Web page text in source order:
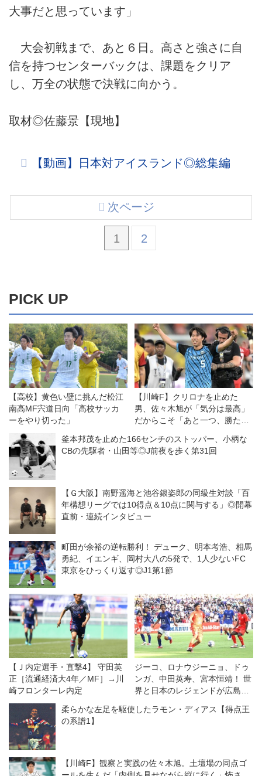
大事だと思っています」
大会初戦まで、あと６日。高さと強さに自
信を持つセンターバックは、課題をクリア
し、万全の状態で決戦に向かう。
取材◎佐藤景【現地】
【動画】日本対アイスランド◎総集編
1 2
次ページ
PICK UP
【高校】黄色い壁に挑んだ松江
南高MF宍道日向「高校サッカ
ーをやり切った」
【川崎F】クリロナを止めた
男、佐々木旭が「気分は最高」
だからこそ「あと一つ、勝たな
釜本邦茂を止めた166センチのストッパー、小柄な
CBの先駆者・山田等◎J前夜を歩く第31回
【Ｇ大阪】南野遥海と池谷銀姿郎の同級生対談「百
年構想リーグでは10得点＆10点に関与する」◎開幕
直前・連続インタビュー
町田が余裕の逆転勝利！ デューク、明本考浩、相馬
勇紀、イエンギ、岡村大八の5発で、1人少ないFC
東京をひっくり返す◎J1第1節
【Ｊ内定選手・直撃4】 守田英
正［流通経済大4年／MF］→川
崎フロンターレ内定
ジーコ、ロナウジーニョ、ドゥ
ンガ、中田英寿、宮本恒靖！ 世
界と日本のレジェンドが広島で
ム
柔らかな左足を駆使したラモン・ディアス【得点王
の系譜1】
【川崎F】観察と実践の佐々木旭。土壇場の同点ゴ